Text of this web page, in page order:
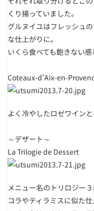
くり揚っていました。
グルヌイユはフレッシュ
な仕上がりに。
いくら食べても飽きない感
Coteaux-d'Aix-en-
よく冷やしたロゼワイン
～デザート～
La Trilogie de Dessert
メニュー名のトリロジー
コラやティラミスに似た仕